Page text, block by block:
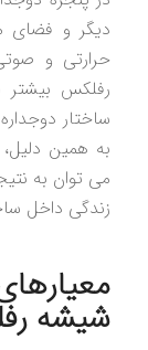
دیگر و فضای
حرارتی و
رفلکس بیشتر
ساختار
به همین
می توان به
زندگی داخل
شیشه